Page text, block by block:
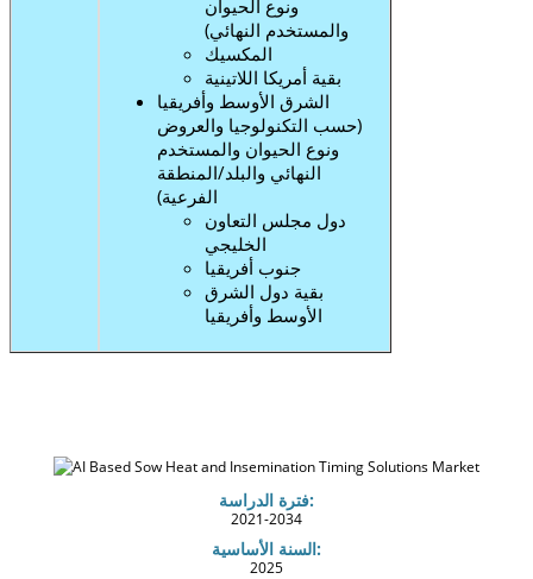
ونوع الحيوان
والمستخدم النهائي)
المكسيك
بقية أمريكا اللاتينية
الشرق الأوسط وأفريقيا
(حسب التكنولوجيا والعروض
ونوع الحيوان والمستخدم
النهائي والبلد/المنطقة
الفرعية)
دول مجلس التعاون
الخليجي
جنوب أفريقيا
بقية دول الشرق
الأوسط وأفريقيا
فترة الدراسة:
2021-2034
السنة الأساسية:
2025